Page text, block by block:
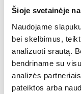
Šioje svetainėje
Naudojame
bei skelbimus,
analizuoti srautą.
bendriname su
analizės
pateiktos arba
Stilius:
Tipas:Dubenėlis
Medžiaga:
55 mm
Plotis: 170 mm